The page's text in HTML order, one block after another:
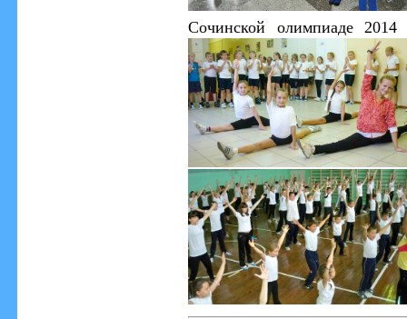
Сочинской олимпиаде